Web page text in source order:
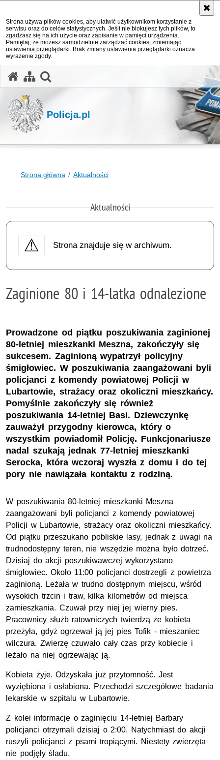
Strona używa plików cookies, aby ułatwić użytkownikom korzystanie z
serwisu oraz do celów statystycznych. Jeśli nie blokujesz tych plików, to
zgadzasz się na ich użycie oraz zapisanie w pamięci urządzenia.
Pamiętaj, że możesz samodzielnie zarządzać cookies, zmieniając
ustawienia przeglądarki. Brak zmiany ustawienia przeglądarki oznacza
wyrażenie zgody.
Policja.pl
Strona główna Aktualności
Aktualności
Strona znajduje się w archiwum.
Zaginione 80 i 14-latka odnalezione
Prowadzone od piątku poszukiwania zaginionej
80-letniej mieszkanki Meszna, zakończyły się
sukcesem. Zaginioną wypatrzył policyjny
śmigłowiec. W poszukiwania zaangażowani byli
policjanci z komendy powiatowej Policji w
Lubartowie, strażacy oraz okoliczni mieszkańcy.
Pomyślnie zakończyły się również
poszukiwania 14-letniej Basi. Dziewczynkę
zauważył przygodny kierowca, który o
wszystkim powiadomił Policję. Funkcjonariusze
nadal szukają jednak 77-letniej mieszkanki
Serocka, która wczoraj wyszła z domu i do tej
pory nie nawiązała kontaktu z rodziną.
W poszukiwania 80-letniej mieszkanki Meszna
zaangażowani byli policjanci z komendy powiatowej
Policji w Lubartowie, strażacy oraz okoliczni mieszkańcy.
Od piątku przeszukano pobliskie lasy, jednak z uwagi na
trudnodostępny teren, nie wszędzie można było dotrzeć.
Dzisiaj do akcji poszukiwawczej wykorzystano
śmigłowiec. Około 11:00 policjanci dostrzegli z powietrza
zaginioną. Leżała w trudno dostępnym miejscu, wśród
wysokich trzcin i traw, kilka kilometrów od miejsca
zamieszkania. Czuwał przy niej jej wierny pies.
Pracownicy służb ratowniczych twierdzą że kobieta
przeżyła, gdyż ogrzewał ją jej pies Tofik - mieszaniec
wilczura. Zwierzę czuwało cały czas przy kobiecie i
leżało na niej ogrzewając ją.
Kobieta żyje. Odzyskała już przytomność. Jest
wyziębiona i osłabiona. Przechodzi szczegółowe badania
lekarskie w szpitalu w Lubartowie.
Z kolei informacje o zaginięciu 14-letniej Barbary
policjanci otrzymali dzisiaj o 2:00. Natychmiast do akcji
ruszyli policjanci z psami tropiącymi. Niestety zwierzęta
nie podjęły śladu.